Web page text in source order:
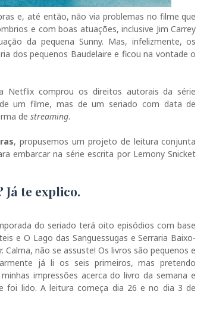
e, até então, não via problemas no filme que
e com boas atuações, inclusive Jim Carrey
da pequena Sunny. Mas, infelizmente, os
dos pequenos Baudelaire e ficou na vontade o
Netflix comprou os direitos autorais da série
um filme, mas de um seriado com data de
de streaming.
, propusemos um projeto de leitura conjunta
embarcar na série escrita por Lemony Snicket
te explico.
do seriado terá oito episódios com base
e O Lago das Sanguessugas e Serraria Baixo-
não se assuste! Os livros são pequenos e
já li os seis primeiros, mas pretendo
impressões acerca do livro da semana e
foi lido. A leitura começa dia 26 e no dia 3 de